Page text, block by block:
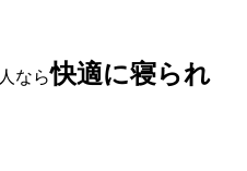
なら快適に寝られ